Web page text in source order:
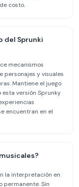
costo.
del Sprunki
mecanismos
personajes y visuales
Mantiene el juego
versión Sprunky
encuentran en el
la interpretación en
permanente. Sin